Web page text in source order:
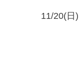
11/20(日